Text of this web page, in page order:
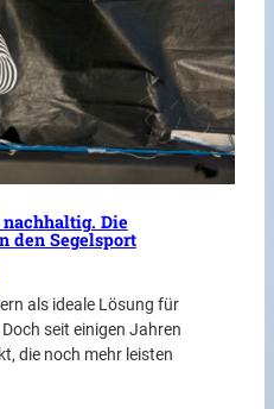
Die
den Segelsport
als ideale Lösung für
seit einigen Jahren
die noch mehr leisten